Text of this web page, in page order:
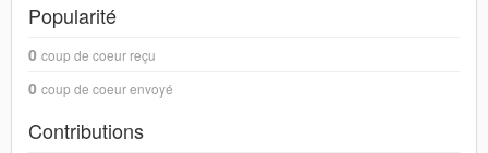
Popularité
0 coup de coeur reçu
0 coup de coeur envoyé
Contributions